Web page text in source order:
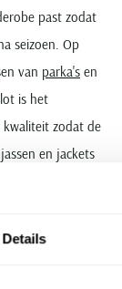
Details
past zodat
seizoen. Op
van parka's en
is het
kwaliteit zodat de
en jackets